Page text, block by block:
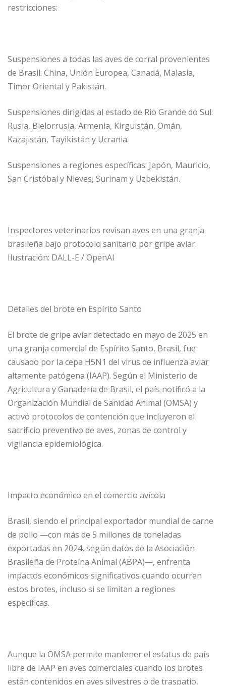
restricciones:
Suspensiones a todas las aves de corral provenientes
de Brasil: China, Unión Europea, Canadá, Malasia,
Timor Oriental y Pakistán.
Suspensiones dirigidas al estado de Rio Grande do Sul:
Rusia, Bielorrusia, Armenia, Kirguistán, Omán,
Kazajistán, Tayikistán y Ucrania.
Suspensiones a regiones específicas: Japón, Mauricio,
San Cristóbal y Nieves, Surinam y Uzbekistán.
Inspectores veterinarios revisan aves en una granja
brasileña bajo protocolo sanitario por gripe aviar.
Ilustración: DALL-E / OpenAI
Detalles del brote en Espírito Santo
El brote de gripe aviar detectado en mayo de 2025 en
una granja comercial de Espírito Santo, Brasil, fue
causado por la cepa H5N1 del virus de influenza aviar
altamente patógena (IAAP). Según el Ministerio de
Agricultura y Ganadería de Brasil, el país notificó a la
Organización Mundial de Sanidad Animal (OMSA) y
activó protocolos de contención que incluyeron el
sacrificio preventivo de aves, zonas de control y
vigilancia epidemiológica.
Impacto económico en el comercio avícola
Brasil, siendo el principal exportador mundial de carne
de pollo —con más de 5 millones de toneladas
exportadas en 2024, según datos de la Asociación
Brasileña de Proteína Animal (ABPA)—, enfrenta
impactos económicos significativos cuando ocurren
estos brotes, incluso si se limitan a regiones
específicas.
Aunque la OMSA permite mantener el estatus de país
libre de IAAP en aves comerciales cuando los brotes
están contenidos en aves silvestres o de traspatio,